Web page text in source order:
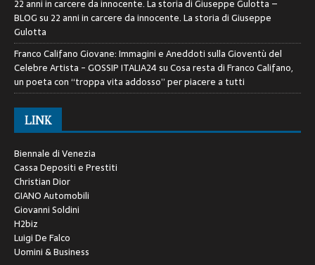
22 anni in carcere da innocente. La storia di Giuseppe Gulotta –
BLOGsu 22 anni in carcere da innocente. La storia di Giuseppe
Gulotta
Franco Califano Giovane: Immagini e Aneddoti sulla Gioventù del
Celebre Artista - GOSSIP ITALIA24suCosa resta di Franco Califano,
un poeta con “troppa vita addosso” per piacere a tutti
LINK
Biennale di Venezia
Cassa Depositi e Prestiti
Christian Dior
GIANO Automobili
Giovanni Soldini
H2biz
Luigi De Falco
Uomini & Business